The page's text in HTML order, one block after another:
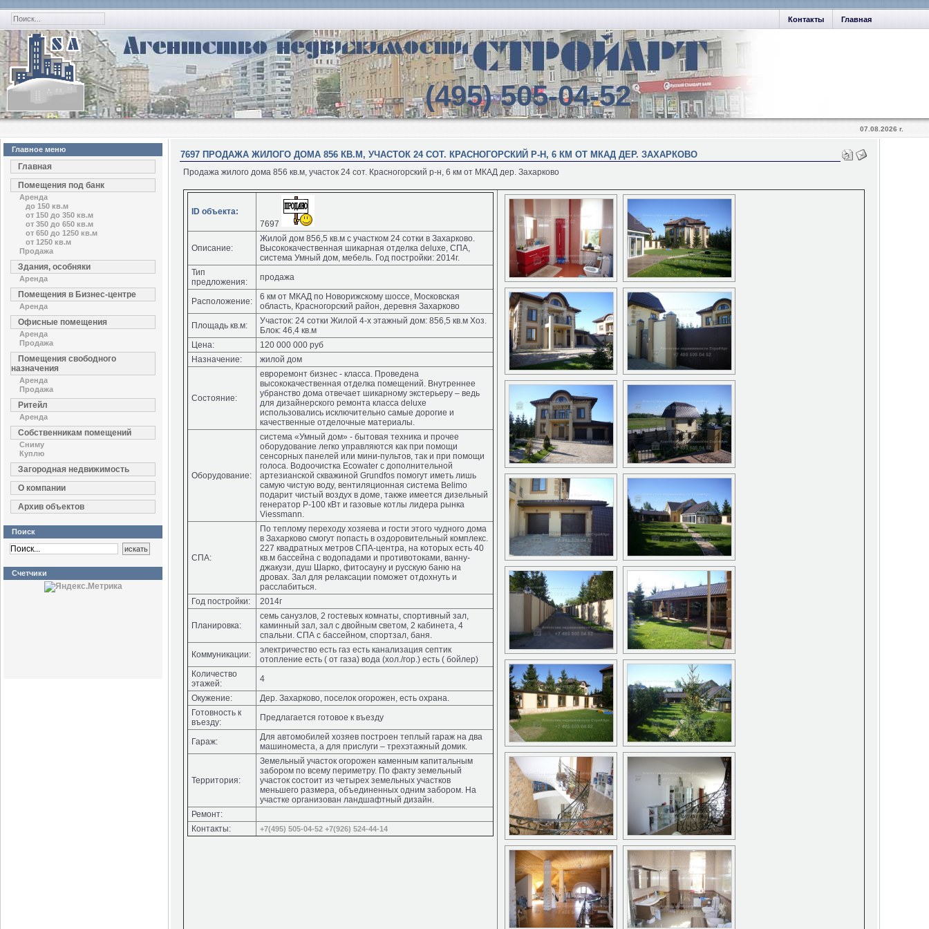
Главная
Контакты
(495) 505-04-52
07.08.2026 г.
Главное меню
Главная
Помещения под банк
Аренда
до 150 кв.м
от 150 до 350 кв.м
от 350 до 650 кв.м
от 650 до 1250 кв.м
от 1250 кв.м
Продажа
Здания, особняки
Аренда
Помещения в Бизнес-центре
Аренда
Офисные помещения
Аренда
Продажа
Помещения свободного
назначения
Аренда
Продажа
Ритейл
Аренда
Собственникам помещений
Сниму
Куплю
Загородная недвижимость
О компании
Архив объектов
Поиск
Счетчики
7697 ПРОДАЖА ЖИЛОГО ДОМА 856 КВ.М, УЧАСТОК 24 СОТ. КРАСНОГОРСКИЙ Р-Н, 6 КМ ОТ МКАД ДЕР. ЗАХАРКОВО
Продажа жилого дома 856 кв.м, участок 24 сот. Красногорский р-н, 6 км от МКАД дер. Захарково
ID объекта:
7697
Описание:
Жилой дом 856,5 кв.м с участком 24 сотки в Захарково.
Высококачественная шикарная отделка deluxe, СПА,
система Умный дом, мебель. Год постройки: 2014г.
Тип
предложения:
продажа
Расположение:
6 км от МКАД по Новорижскому шоссе, Московская
область, Красногорский район, деревня Захарково
Площадь кв.м:
Участок: 24 сотки Жилой 4-х этажный дом: 856,5 кв.м Хоз.
Блок: 46,4 кв.м
Цена:
120 000 000 руб
Назначение:
жилой дом
Состояние:
евроремонт бизнес - класса. Проведена
высококачественная отделка помещений. Внутреннее
убранство дома отвечает шикарному экстерьеру – ведь
для дизайнерского ремонта класса deluxe
использовались исключительно самые дорогие и
качественные отделочные материалы.
Оборудование:
система «Умный дом» - бытовая техника и прочее
оборудование легко управляются как при помощи
сенсорных панелей или мини-пультов, так и при помощи
голоса. Водоочистка Ecowater с дополнительной
артезианской скважиной Grundfos помогут иметь лишь
самую чистую воду, вентиляционная система Belimo
подарит чистый воздух в доме, также имеется дизельный
генератор Р-100 кВт и газовые котлы лидера рынка
Viessmann.
СПА:
По теплому переходу хозяева и гости этого чудного дома
в Захарково смогут попасть в оздоровительный комплекс.
227 квадратных метров СПА-центра, на которых есть 40
кв.м бассейна с водопадами и противотоками, ванну-
джакузи, душ Шарко, фитосауну и русскую баню на
дровах. Зал для релаксации поможет отдохнуть и
расслабиться.
Год постройки:
2014г
Планировка:
семь санузлов, 2 гостевых комнаты, спортивный зал,
каминный зал, зал с двойным светом, 2 кабинета, 4
спальни. СПА с бассейном, спортзал, баня.
Коммуникации:
электричество есть газ есть канализация септик
отопление есть ( от газа) вода (хол./гор.) есть ( бойлер)
Количество
этажей:
4
Окужение:
Дер. Захарково, поселок огорожен, есть охрана.
Готовность к
въезду:
Предлагается готовое к въезду
Гараж:
Для автомобилей хозяев построен теплый гараж на два
машиноместа, а для прислуги – трехэтажный домик.
Территория:
Земельный участок огорожен каменным капитальным
забором по всему периметру. По факту земельный
участок состоит из четырех земельных участков
меньшего размера, объединенных одним забором. На
участке организован ландшафтный дизайн.
Ремонт:
Контакты:
+7(495) 505-04-52 +7(926) 524-44-14